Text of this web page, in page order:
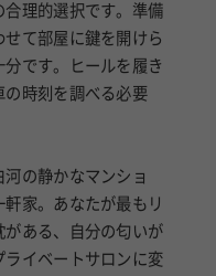
て部屋に鍵を開けら
です。ヒールを履き
時刻を調べる必要
家。あなたが最もリ
ある、自分の匂いが
ライベートサロンに変
なく、自分のベッド